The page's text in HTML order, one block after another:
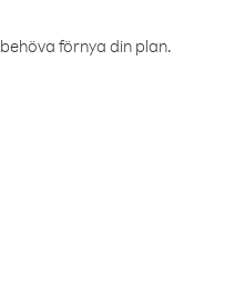
förnya din plan.